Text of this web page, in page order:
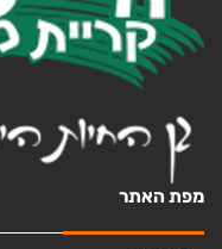
מפת האתר